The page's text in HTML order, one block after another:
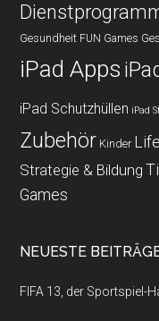
Gesundheit FUN Games
iPad Apps
iPad Schutzhüllen iPad
Zubehör Kinder
Strategie & Bildung
Games
NEUESTE
FIFA 13, der Sportspiel-